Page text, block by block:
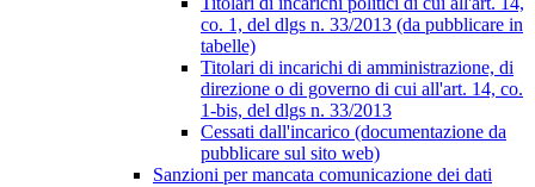
co. 1, del dlgs n. 33/2013 (da pubblicare in
tabelle)
Titolari di incarichi di amministrazione, di
direzione o di governo di cui all'art. 14, co.
1-bis, del dlgs n. 33/2013
Cessati dall'incarico (documentazione da
pubblicare sul sito web)
Sanzioni per mancata comunicazione dei dati